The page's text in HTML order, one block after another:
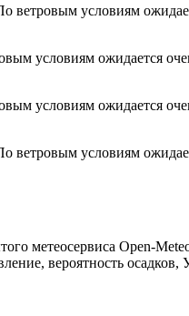
ветровым условиям
условиям ожидается
условиям ожидается
ветровым условиям
метеосервиса Open-
вероятность